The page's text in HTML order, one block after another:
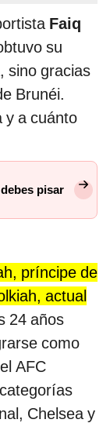
Faiq
su
sino gracias
Brunéi.
y a cuánto
pisar
príncipe de
actual
24 años
como
AFC
Chelsea y